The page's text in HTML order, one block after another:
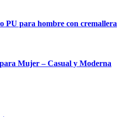
PU para hombre con cremallera
Mujer – Casual y Moderna